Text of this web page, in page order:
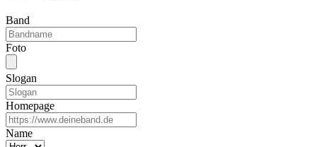
Band
Foto
Slogan
Homepage
Name